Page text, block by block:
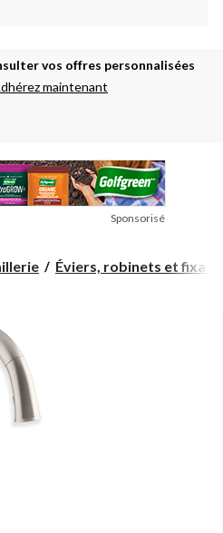
vos offres personnalisées
maintenant
Sponsorisé
Éviers, robinets et